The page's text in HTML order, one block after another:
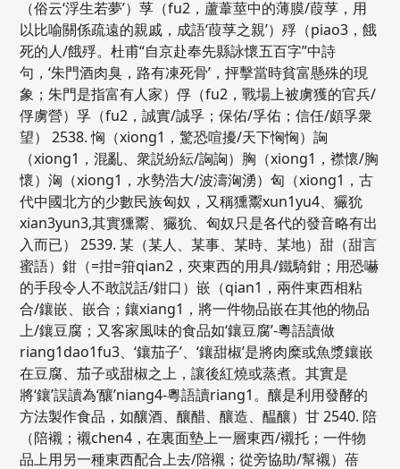
（俗云‘浮生若夢’）莩（fu2，蘆葦莖中的薄膜/葭莩，用
以比喻關係疏遠的親戚，成語‘葭莩之親’）殍（piao3，餓
死的人/餓殍。杜甫“自京赴奉先縣詠懷五百字”中詩
句，‘朱門酒肉臭，路有凍死骨’，抨擊當時貧富懸殊的現
象；朱門是指富有人家）俘（fu2，戰場上被虜獲的官兵/
俘虜營）孚（fu2，誠實/誠孚；保佑/孚佑；信任/頗孚衆
望） 2538. 恟（xiong1，驚恐喧擾/天下恟恟）詾
（xiong1，混亂、衆説紛紜/詾詾）胸（xiong1，襟懷/胸
懷）洶（xiong1，水勢浩大/波濤洶湧）匈（xiong1，古
代中國北方的少數民族匈奴，又稱獯鬻xun1yu4、玁狁
xian3yun3,其實獯鬻、玁狁、匈奴只是各代的發音略有出
入而已） 2539. 某（某人、某事、某時、某地）甜（甜言
蜜語）鉗（=拑=箝qian2，夾東西的用具/鐵騎鉗；用恐嚇
的手段令人不敢説話/鉗口）嵌（qian1，兩件東西相粘
合/鑲嵌、嵌合；鑲xiang1，將一件物品嵌在其他的物品
上/鑲豆腐；又客家風味的食品如‘鑲豆腐’-粵語讀做
riang1dao1fu3、‘鑲茄子’、‘鑲甜椒’是將肉糜或魚漿鑲嵌
在豆腐、茄子或甜椒之上，讓後紅燒或蒸煮。其實是
將‘鑲’誤讀為‘釀’niang4-粵語讀riang1。釀是利用發酵的
方法製作食品，如釀酒、釀醋、釀造、醖釀）甘 2540. 陪
（陪襯；襯chen4，在裏面墊上一層東西/襯托；一件物
品上用另一種東西配合上去/陪襯；從旁協助/幫襯）蓓